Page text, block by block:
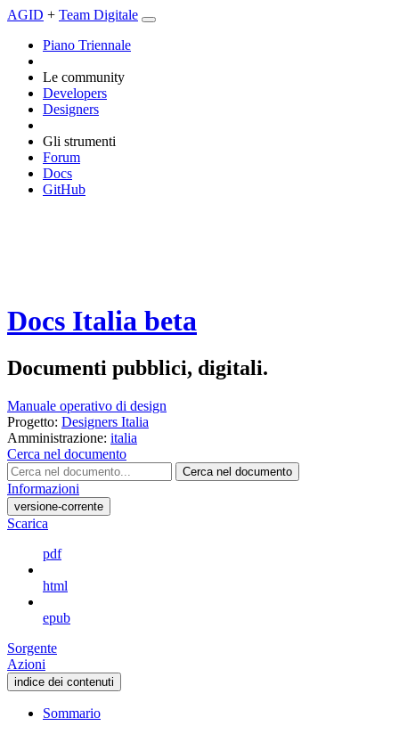
AGID + Team Digitale
Piano Triennale
Le community
Developers
Designers
Gli strumenti
Forum
Docs
GitHub
Docs Italia beta
Documenti pubblici, digitali.
Manuale operativo di design
Progetto: Designers Italia
Amministrazione: italia
Cerca nel documento
Cerca nel documento
Informazioni
versione-corrente
Scarica
pdf
html
epub
Sorgente
Azioni
indice dei contenuti
Sommario